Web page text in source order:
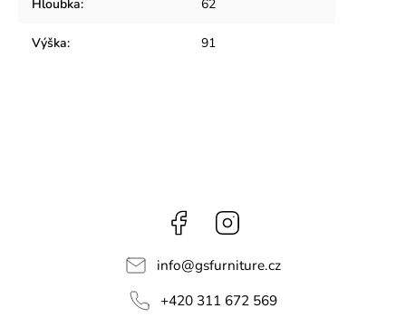
Hloubka: 62
Výška: 91
Facebook
info@gsfurniture.cz
+420 311 672 569